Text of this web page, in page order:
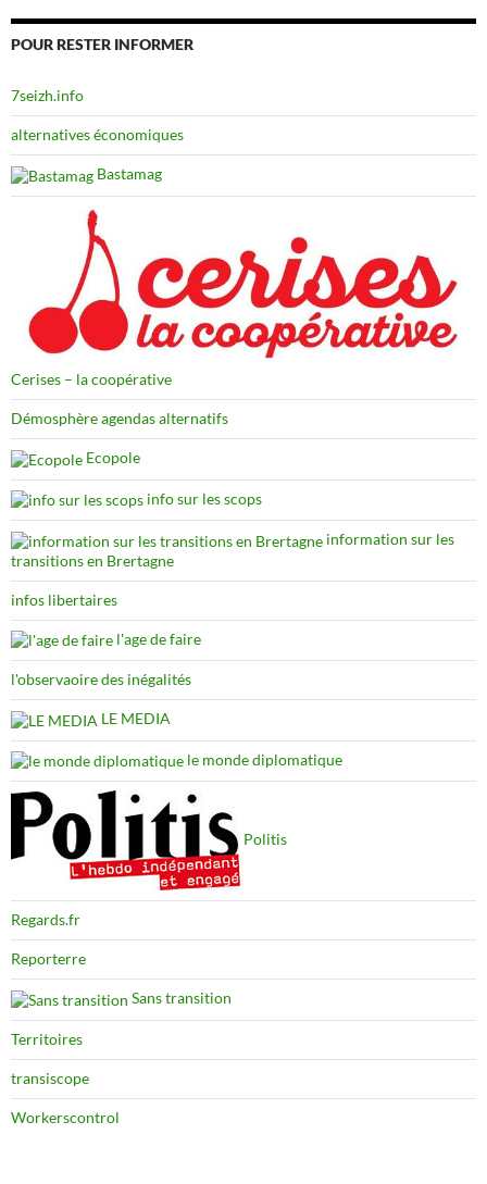
POUR RESTER INFORMER
7seizh.info
alternatives économiques
Bastamag
Cerises – la coopérative
Démosphère agendas alternatifs
Ecopole
info sur les scops
information sur les
transitions en Brertagne
infos libertaires
l'age de faire
l'observaoire des inégalités
LE MEDIA
le monde diplomatique
Politis
Regards.fr
Reporterre
Sans transition
Territoires
transiscope
Workerscontrol